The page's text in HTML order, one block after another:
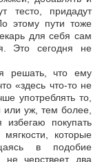
тесто, придадут
этому пути тоже
для себя сам
Это сегодня не
решать, что ему
«здесь что-то не
употреблять то,
или уж, тем более,
покупать
которые
в подобие
черствеет два